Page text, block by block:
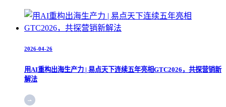
2026-04-26
用AI重构出海生产力 | 易点天下连续五年亮相GTC2026，共探营销新
解法